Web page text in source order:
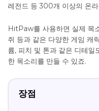
레전드 등 300개 이상의 온
HitPaw를 사용하면 실제 목
쥐 등과 같은 다양한 게임 캐
륨, 피치 및 톤과 같은 디테일
한 목소리를 만들 수 있죠.
장점